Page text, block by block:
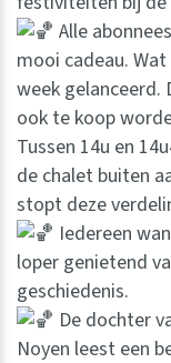
Alle
mooi cadeau.
week gelanceerd.
ook te koop
Tussen 14u en
de chalet buiten
stopt deze
Iedereen
loper genietend
geschiedenis.
De dochter
Noyen leest een